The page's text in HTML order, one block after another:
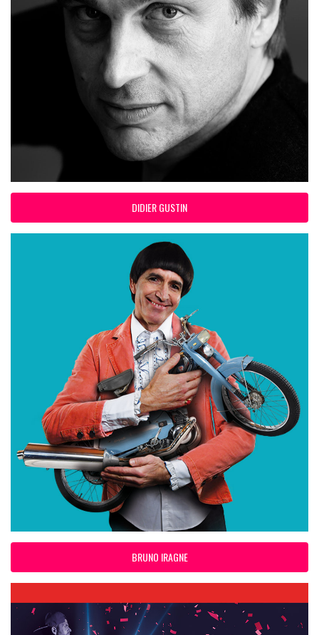
DIDIER GUSTIN
BRUNO IRAGNE